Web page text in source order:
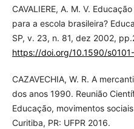
CAVALIERE, A. M. V.
para a escola brasileira?
SP, v. 23, n. 81, dez 2002,
https://doi.org/10.1590/
CAZAVECHIA, W. R. A
dos anos 1990. Reunião
Educação, movimentos
Curitiba, PR: UFPR 2016.